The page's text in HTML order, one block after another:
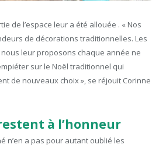
de l’espace leur a été allouée . « Nos
de décorations traditionnelles. Les
leur proposons chaque année ne
sur le Noël traditionnel qui
de nouveaux choix », se réjouit Corinne
à l’honneur
n’en a pas pour autant oublié les